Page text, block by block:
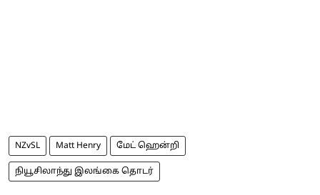
NZvSL Matt Henry மேட் ஹென்றி
நியூசிலாந்து இலங்கை தொடர்